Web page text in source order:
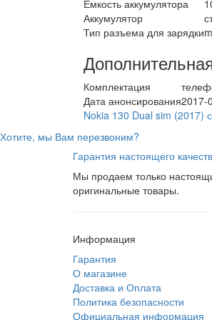
Емкость аккумулятора
Аккумулятор
Тип разъема для зарядки
Комплектация
Дата анонсирования2017-
Nokia 130 Dual sim (2017)
Хотите, мы Вам перезвоним?
Гарантия настоящего
Мы продаем только
оригинальные товары.
Информация
Гарантия
О магазине
Доставка и Оплата
Политика безопасности
Официальная информация